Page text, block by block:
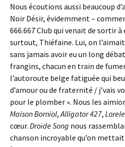
Nous écoutions aussi beaucoup
Noir Désir, évidemment –
666.667 Club qui venait de sortir
surtout, Thiéfaine. Lui, on
sans jamais avoir eu un long
frangins, chacun en train de
l’autoroute belge fatiguée qui
d’amour ou de fraternité / j’vais
pour le plomber ». Nous les
Maison Borniol,Alligator 427,
cœur. Droïde Song nous
chanson incroyable qu’on